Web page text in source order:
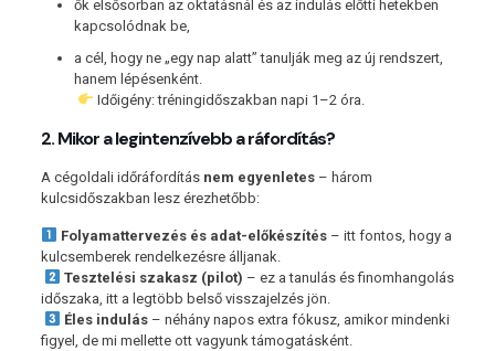
ők elsősorban az oktatásnál és az indulás előtti hetekben
kapcsolódnak be,
a cél, hogy ne „egy nap alatt” tanulják meg az új rendszert,
hanem lépésenként.
Időigény: tréningidőszakban napi 1–2 óra.
2. Mikor a legintenzívebb a ráfordítás?
A cégoldali időráfordítás nem egyenletes– három
kulcsidőszakban lesz érezhetőbb:
Folyamattervezés és adat-előkészítés– itt fontos, hogy a
kulcsemberek rendelkezésre álljanak.
Tesztelési szakasz (pilot) – ez a tanulás és finomhangolás
időszaka, itt a legtöbb belső visszajelzés jön.
Éles indulás– néhány napos extra fókusz, amikor mindenki
figyel, de mi mellette ott vagyunk támogatásként.